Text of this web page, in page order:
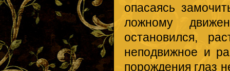
опасаясь
ложному
остановился,
неподвижное и
порождения глаз